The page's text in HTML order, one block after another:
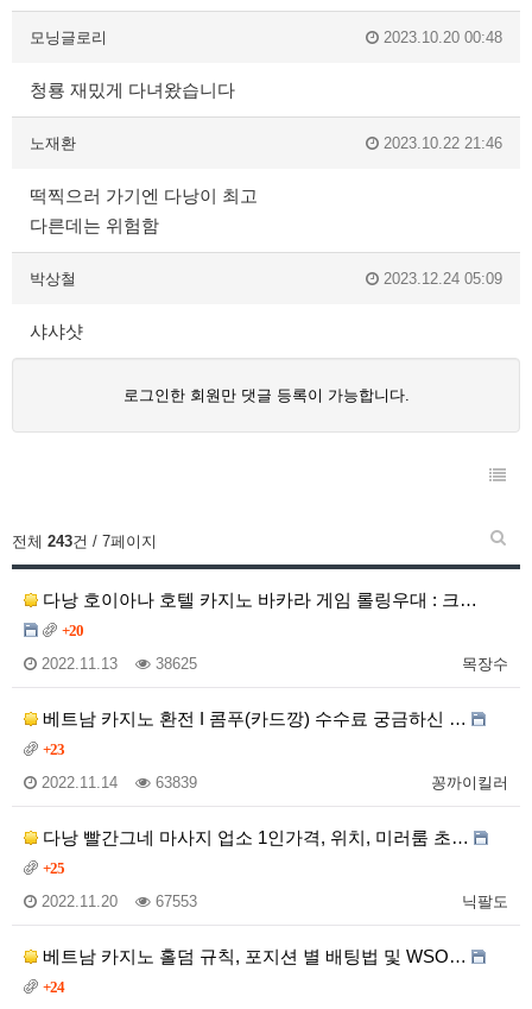
모닝글로리 2023.10.20 00:48
청룡 재밌게 다녀왔습니다
노재환 2023.10.22 21:46
떡찍으러 가기엔 다낭이 최고
다른데는 위험함
박상철 2023.12.24 05:09
샤샤샷
로그인한 회원만 댓글 등록이 가능합니다.
전체 243건 / 7페이지
다낭 호이아나 호텔 카지노 바카라 게임 롤링우대 : 크…
+20
목장수
2022.11.13 38625
베트남 카지노 환전 I 콤푸(카드깡) 수수료 궁금하신 …
+23
꽁까이킬러
2022.11.14 63839
다낭 빨간그네 마사지 업소 1인가격, 위치, 미러룸 초…
+25
닉팔도
2022.11.20 67553
베트남 카지노 홀덤 규칙, 포지션 별 배팅법 및 WSO…
+24